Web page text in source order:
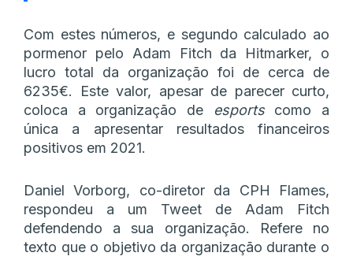
Com estes números, e segundo calculado ao
pormenor pelo Adam Fitch da Hitmarker, o
lucro total da organização foi de cerca de
6235€. Este valor, apesar de parecer curto,
coloca a organização de
esportscomo a
única a apresentar resultados financeiros
positivos em 2021.
Daniel Vorborg, co-diretor da CPH Flames,
respondeu a um Tweet de Adam Fitch
defendendo a sua organização. Refere no
texto que o objetivo da organização durante o